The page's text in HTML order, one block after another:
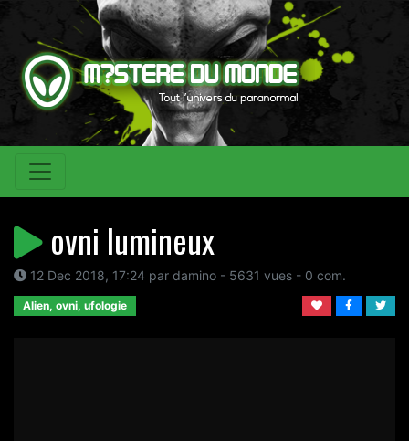
ovni lumineux
12 Dec 2018, 17:24 par damino - 5631 vues - 0 com.
Alien, ovni, ufologie